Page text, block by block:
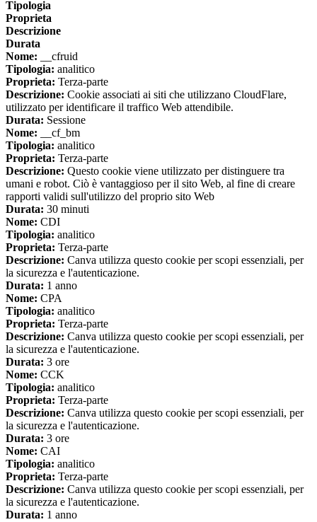
Tipologia
Proprieta
Descrizione
Durata
Nome: __cfruid
Tipologia: analitico
Proprieta: Terza-parte
Descrizione: Cookie associati ai siti che utilizzano CloudFlare,
utilizzato per identificare il traffico Web attendibile.
Durata: Sessione
Nome: __cf_bm
Tipologia: analitico
Proprieta: Terza-parte
Descrizione: Questo cookie viene utilizzato per distinguere tra
umani e robot. Ciò è vantaggioso per il sito Web, al fine di creare
rapporti validi sull'utilizzo del proprio sito Web
Durata: 30 minuti
Nome: CDI
Tipologia: analitico
Proprieta: Terza-parte
Descrizione: Canva utilizza questo cookie per scopi essenziali, per
la sicurezza e l'autenticazione.
Durata: 1 anno
Nome: CPA
Tipologia: analitico
Proprieta: Terza-parte
Descrizione: Canva utilizza questo cookie per scopi essenziali, per
la sicurezza e l'autenticazione.
Durata: 3 ore
Nome: CCK
Tipologia: analitico
Proprieta: Terza-parte
Descrizione: Canva utilizza questo cookie per scopi essenziali, per
la sicurezza e l'autenticazione.
Durata: 3 ore
Nome: CAI
Tipologia: analitico
Proprieta: Terza-parte
Descrizione: Canva utilizza questo cookie per scopi essenziali, per
la sicurezza e l'autenticazione.
Durata: 1 anno